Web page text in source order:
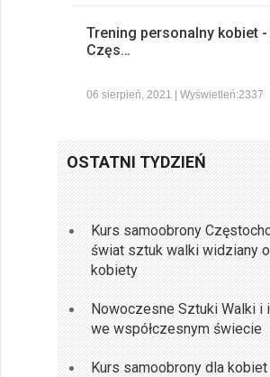
Trening personalny kobiet
Częs…
06 sierpień, 2021 | Wyświetleń:2337
OSTATNI TYDZIEŃ
Kurs samoobrony
świat sztuk walki widziany
kobiety
Nowoczesne Sztuki Walki i
we współczesnym świecie
Kurs samoobrony dla kobiet